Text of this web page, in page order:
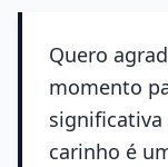
Quero
momento
significativa
carinho é